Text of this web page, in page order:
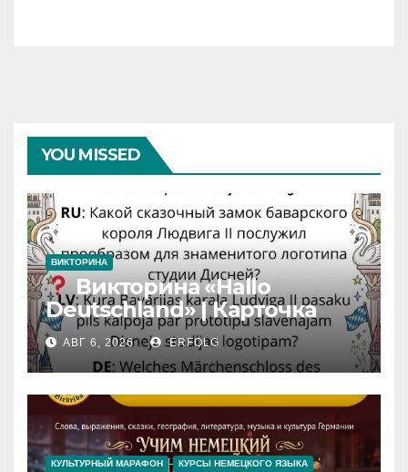
YOU MISSED
ВИКТОРИНА
Викторина «Hallo
Deutschland» | Карточка
№46
Замок вдохновения
Iedvesmas pils / Schloss der
Inspiration
АВГ 6, 2026 ERFOLG
КУЛЬТУРНЫЙ МАРАФОН КУРСЫ НЕМЕЦКОГО ЯЗЫКА